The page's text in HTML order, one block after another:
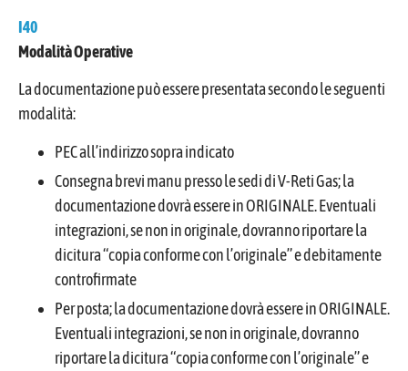
I40
Modalità Operative
La documentazione può essere presentata secondo le seguenti
modalità:
PEC all’indirizzo sopra indicato
Consegna brevi manu presso le sedi di V-Reti Gas; la
documentazione dovrà essere in ORIGINALE. Eventuali
integrazioni, se non in originale, dovranno riportare la
dicitura “copia conforme con l’originale” e debitamente
controfirmate
Per posta; la documentazione dovrà essere in ORIGINALE.
Eventuali integrazioni, se non in originale, dovranno
riportare la dicitura “copia conforme con l’originale” e